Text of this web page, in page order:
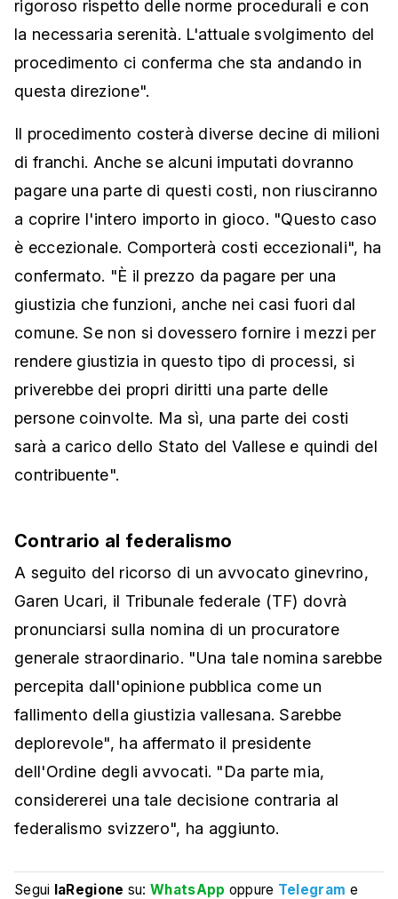
rigoroso rispetto delle norme procedurali e con
la necessaria serenità. L'attuale svolgimento del
procedimento ci conferma che sta andando in
questa direzione".
Il procedimento costerà diverse decine di milioni
di franchi. Anche se alcuni imputati dovranno
pagare una parte di questi costi, non riusciranno
a coprire l'intero importo in gioco. "Questo caso
è eccezionale. Comporterà costi eccezionali", ha
confermato. "È il prezzo da pagare per una
giustizia che funzioni, anche nei casi fuori dal
comune. Se non si dovessero fornire i mezzi per
rendere giustizia in questo tipo di processi, si
priverebbe dei propri diritti una parte delle
persone coinvolte. Ma sì, una parte dei costi
sarà a carico dello Stato del Vallese e quindi del
contribuente".
Contrario al federalismo
A seguito del ricorso di un avvocato ginevrino,
Garen Ucari, il Tribunale federale (TF) dovrà
pronunciarsi sulla nomina di un procuratore
generale straordinario. "Una tale nomina sarebbe
percepita dall'opinione pubblica come un
fallimento della giustizia vallesana. Sarebbe
deplorevole", ha affermato il presidente
dell'Ordine degli avvocati. "Da parte mia,
considererei una tale decisione contraria al
federalismo svizzero", ha aggiunto.
Segui laRegione su:WhatsApp oppure Telegram e